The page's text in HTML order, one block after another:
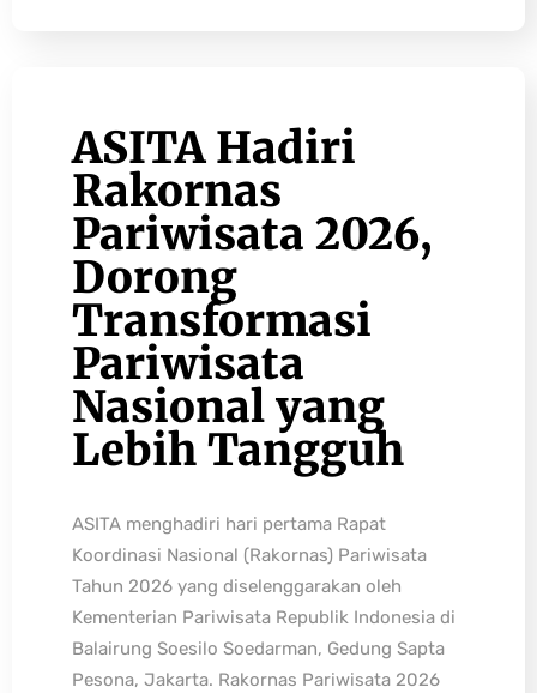
ASITA Hadiri
Rakornas
Pariwisata 2026,
Dorong
Transformasi
Pariwisata
Nasional yang
Lebih Tangguh
ASITA menghadiri hari pertama Rapat
Koordinasi Nasional (Rakornas) Pariwisata
Tahun 2026 yang diselenggarakan oleh
Kementerian Pariwisata Republik Indonesia di
Balairung Soesilo Soedarman, Gedung Sapta
Pesona, Jakarta. Rakornas Pariwisata 2026